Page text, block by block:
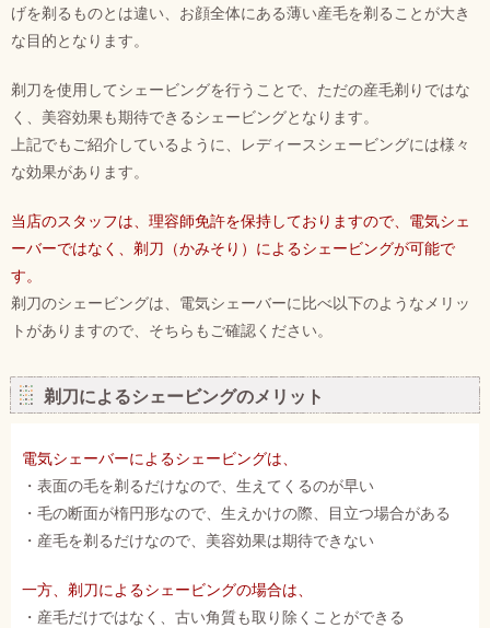
げを剃るものとは違い、お顔全体にある薄い産毛を剃ることが大き
な目的となります。
剃刀を使用してシェービングを行うことで、ただの産毛剃りではな
く、美容効果も期待できるシェービングとなります。
上記でもご紹介しているように、レディースシェービングには様々
な効果があります。
当店のスタッフは、理容師免許を保持しておりますので、電気シェ
ーバーではなく、剃刀（かみそり）によるシェービングが可能で
す。
剃刀のシェービングは、電気シェーバーに比べ以下のようなメリッ
トがありますので、そちらもご確認ください。
剃刀によるシェービングのメリット
電気シェーバーによるシェービングは、
・表面の毛を剃るだけなので、生えてくるのが早い
・毛の断面が楕円形なので、生えかけの際、目立つ場合がある
・産毛を剃るだけなので、美容効果は期待できない
一方、剃刀によるシェービングの場合は、
・産毛だけではなく、古い角質も取り除くことができる